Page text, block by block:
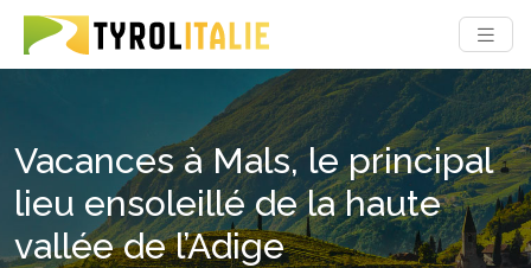
Vacances à Mals, le principal
lieu ensoleillé de la haute
vallée de l’Adige